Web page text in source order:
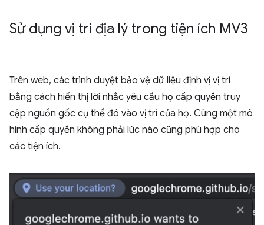
Sử dụng vị trí địa lý trong tiện ích MV3
Trên web, các trình duyệt bảo vệ dữ liệu định vị vị trí
bằng cách hiển thị lời nhắc yêu cầu họ cấp quyền truy
cập nguồn gốc cụ thể đó vào vị trí của họ. Cùng một mô
hình cấp quyền không phải lúc nào cũng phù hợp cho
các tiện ích.